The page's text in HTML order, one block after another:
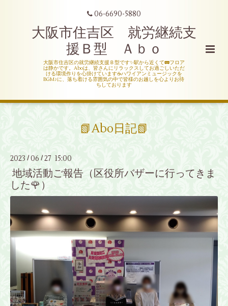
06-6690-5880
大阪市住吉区 就労継続支
援Ｂ型 Ａｂｏ
大阪市住吉区の就労継続支援Ｂ型です✨駅から近くて🚃フロア
は静かです。Aboは、皆さんにリラックスしてお過ごしいただ
ける環境作りを心掛けています☕ハワイアンミュージックを
BGM♪に、落ち着ける雰囲気の中で皆様のお越しを心よりお待
ちしております
📗Abo日記📗
2023 / 06 /27 15:00
地域活動ご報告（区役所バザーに行ってきま
した🌹）